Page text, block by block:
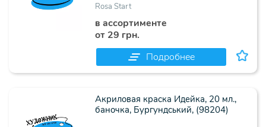
Rosa Start
в ассортименте
от 29 грн.
Подробнее
Акриловая краска Идейка, 20 мл.,
баночка, Бургундський, (98204)